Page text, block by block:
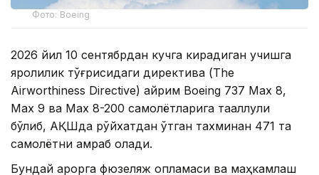
Фото: Boeing
2026 йил 10 сентябрдан кучга кирадиган учишга
яроқлилик тўғрисидаги директива (The
Airworthiness Directive) айрим Boeing 737 Max 8,
Max 9 ва Max 8-200 самолётларига тааллуқли
бўлиб, АҚШда рўйхатдан ўтган тахминан 471 та
самолётни қамраб олади.
Бундай қарорга фюзеляж қопламаси ва маҳкамлаш